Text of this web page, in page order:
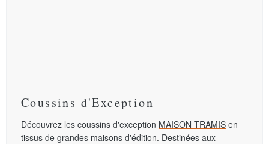
Coussins d'Exception
Découvrez les coussins d'exception MAISON TRAMIS en
tissus de grandes maisons d'édition. Destinées aux